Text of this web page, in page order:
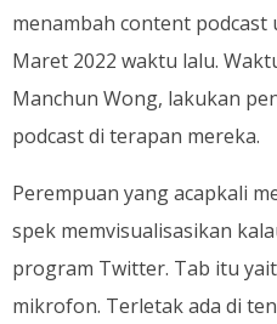
menambah content podcast
Maret 2022 waktu lalu.
Manchun Wong, lakukan
podcast di terapan mereka.
Perempuan yang acapkali
spek memvisualisasikan
program Twitter. Tab itu
mikrofon. Terletak ada di